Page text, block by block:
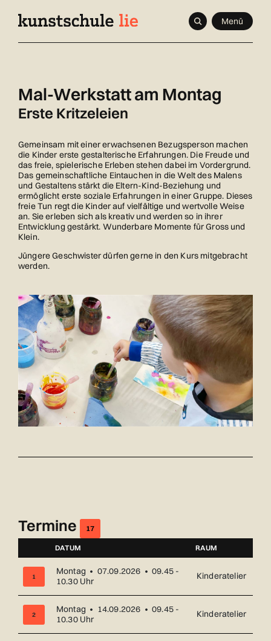
Navigieren
Seitenkontext Menü
Mal-Werkstatt am Montag
Erste Kritzeleien
Gemeinsam mit einer erwachsenen Bezugsperson machen
die Kinder erste gestalterische Erfahrungen. Die Freude und
das freie, spielerische Erleben stehen dabei im Vordergrund.
Das gemeinschaftliche Eintauchen in die Welt des Malens
und Gestaltens stärkt die Eltern-Kind-Beziehung und
ermöglicht erste soziale Erfahrungen in einer Gruppe. Dieses
freie Tun regt die Kinder auf vielfältige und wertvolle Weise
an. Sie erleben sich als kreativ und werden so in ihrer
Entwicklung gestärkt. Wunderbare Momente für Gross und
Klein.
Jüngere Geschwister dürfen gerne in den Kurs mitgebracht
werden.
Termine 17
NUMMERDATUM RAUM
1
Montag • 07.09.2026 • 09.45 -
10.30 Uhr
Kinderatelier
2
Montag • 14.09.2026 • 09.45 -
10.30 Uhr
Kinderatelier